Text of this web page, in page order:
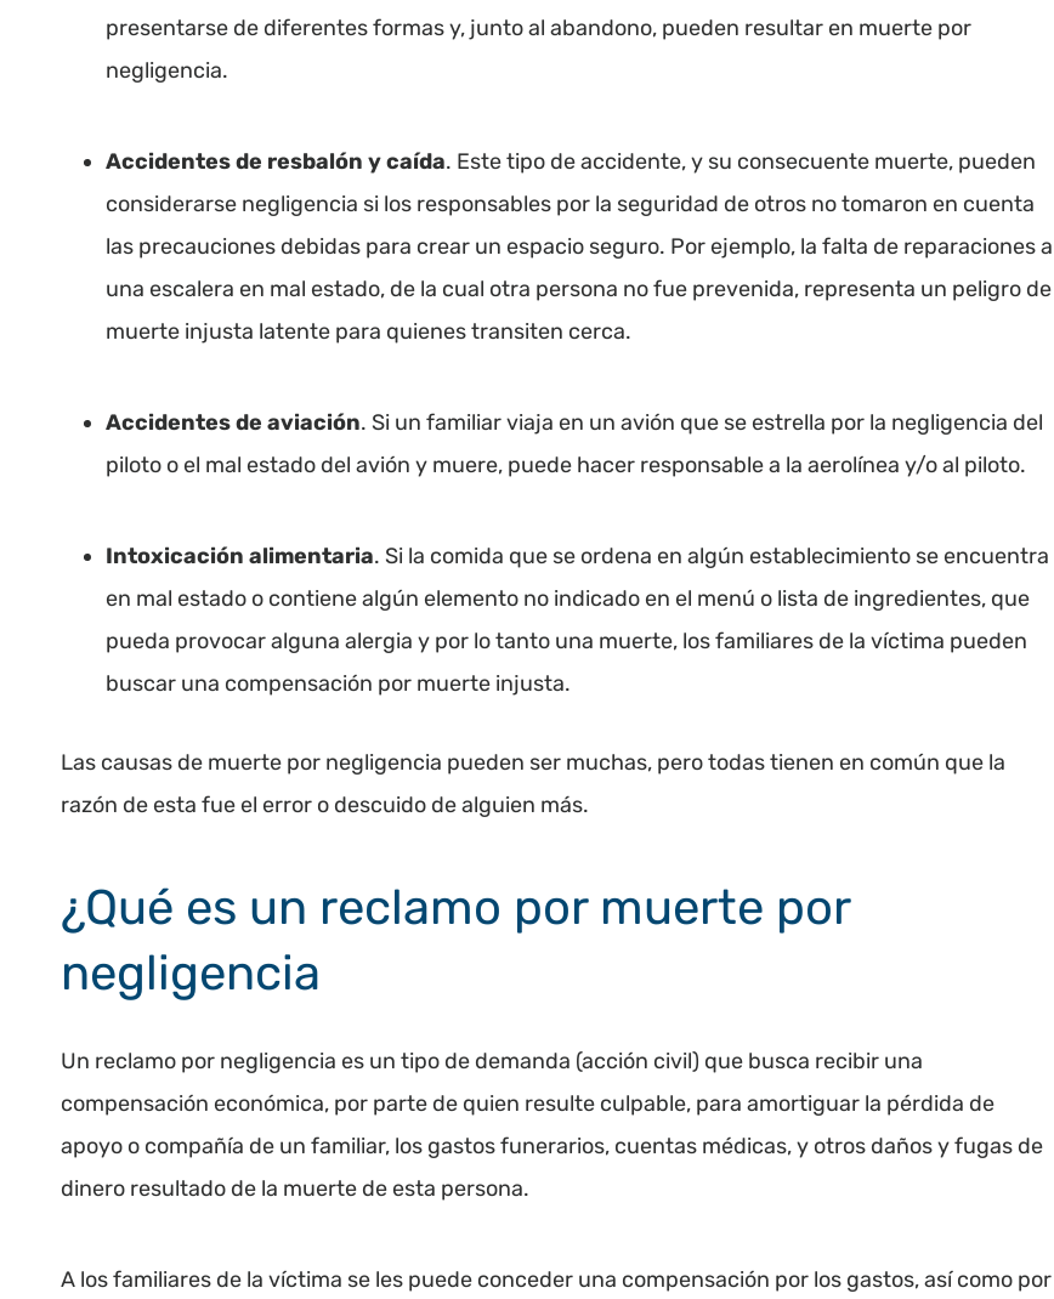
presentarse de diferentes formas y, junto al abandono, pueden resultar en muerte por
negligencia.
Accidentes de resbalón y caída. Este tipo de accidente, y su consecuente muerte, pueden
considerarse negligencia si los responsables por la seguridad de otros no tomaron en cuenta
las precauciones debidas para crear un espacio seguro. Por ejemplo, la falta de reparaciones a
una escalera en mal estado, de la cual otra persona no fue prevenida, representa un peligro de
muerte injusta latente para quienes transiten cerca.
Accidentes de aviación. Si un familiar viaja en un avión que se estrella por la negligencia del
piloto o el mal estado del avión y muere, puede hacer responsable a la aerolínea y/o al piloto.
Intoxicación alimentaria. Si la comida que se ordena en algún establecimiento se encuentra
en mal estado o contiene algún elemento no indicado en el menú o lista de ingredientes, que
pueda provocar alguna alergia y por lo tanto una muerte, los familiares de la víctima pueden
buscar una compensación por muerte injusta.
Las causas de muerte por negligencia pueden ser muchas, pero todas tienen en común que la
razón de esta fue el error o descuido de alguien más.
¿Qué es un reclamo por muerte por
negligencia
Un reclamo por negligencia es un tipo de demanda (acción civil) que busca recibir una
compensación económica, por parte de quien resulte culpable, para amortiguar la pérdida de
apoyo o compañía de un familiar, los gastos funerarios, cuentas médicas, y otros daños y fugas de
dinero resultado de la muerte de esta persona.
A los familiares de la víctima se les puede conceder una compensación por los gastos, así como por